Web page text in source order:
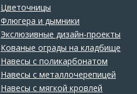
Цветочницы
Флюгера и дымники
Экслюзивные дизайн-проекты
Кованые ограды на кладбище
Навесы с поликарбонатом
Навесы с металлочерепицей
Навесы с мягкой кровлей